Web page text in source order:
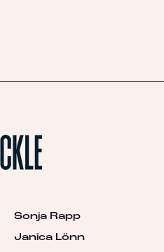
Sonja Rapp
Janica Lönn